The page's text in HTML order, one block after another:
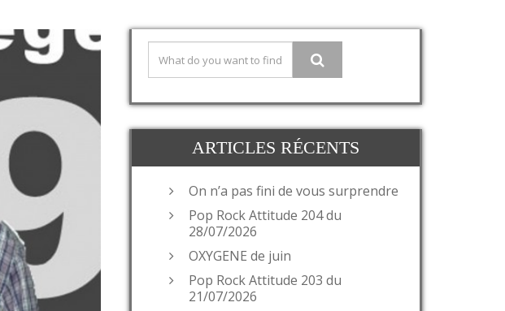
ARTICLES RÉCENTS
On n’a pas fini de vous surprendre
Pop Rock Attitude 204 du
28/07/2026
OXYGENE de juin
Pop Rock Attitude 203 du
21/07/2026